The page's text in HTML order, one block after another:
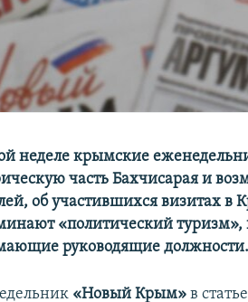
неделе крымские
часть Бахчисарая и
об участившихся визитах в
«политический туризм»,
руководящие должности.
«Новый Крым» в